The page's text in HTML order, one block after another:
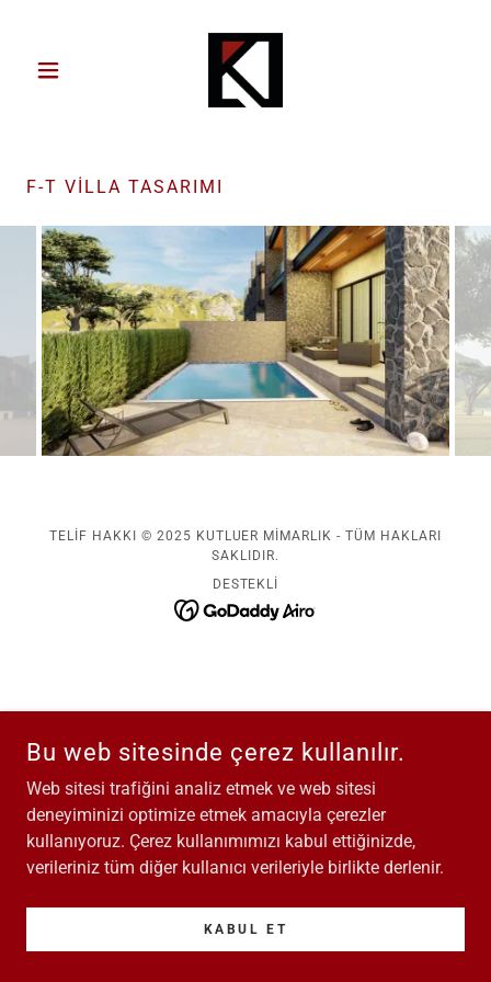
F-T VİLLA TASARIMI
TELIF HAKKI © 2025 KUTLUER MIMARLIK - TÜM HAKLARI
SAKLIDIR.
DESTEKLI
Bu web sitesinde çerez kullanılır.
Web sitesi trafiğini analiz etmek ve web sitesi
deneyiminizi optimize etmek amacıyla çerezler
kullanıyoruz. Çerez kullanımımızı kabul ettiğinizde,
verileriniz tüm diğer kullanıcı verileriyle birlikte derlenir.
KABUL ET